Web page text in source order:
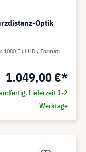
Optik
1.049,00 €*
Lieferzeit 1-2
Werktage
1080 Full HD
Format